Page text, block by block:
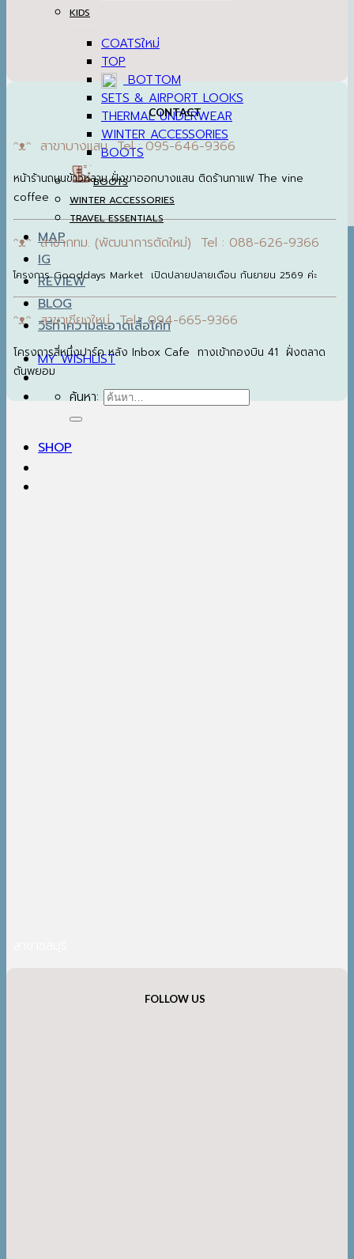
KIDS
COATS
TOP
BOTTOM
SETS & AIRPORT LOOKS
THERMAL UNDERWEAR
WINTER ACCESSORIES
BOOTS
BOOTS
WINTER ACCESSORIES
TRAVEL ESSENTIALS
MAP
IG
REVIEW
BLOG
วิธีทำความสะอาดเสื้อโค้ท
MY WISHLIST
ค้นหา:
SHOP
CONTACT
ᵔᴥᵔ สาขาบางแสน Tel : 095-646-9366
หน้าร้านถนนข้าวหลาม ฝั่งขาออกบางแสน ติดร้านกาแฟ The vine
coffee
ᵔᴥᵔ สาขากทม. (พัฒนาการตัดใหม่) Tel : 088-626-9366
โครงการ Gooddays Market เปิดปลายปลายเดือน กันยายน 2569 ค่ะ
ᵔᴥᵔ สาขาเชียงใหม่ Tel : 094-665-9366
โครงการสี่หนึ่งปาร์ค หลัง Inbox Cafe ทางเข้ากองบิน 41 ฝั่งตลาด
ต้นพยอม
FOLLOW US